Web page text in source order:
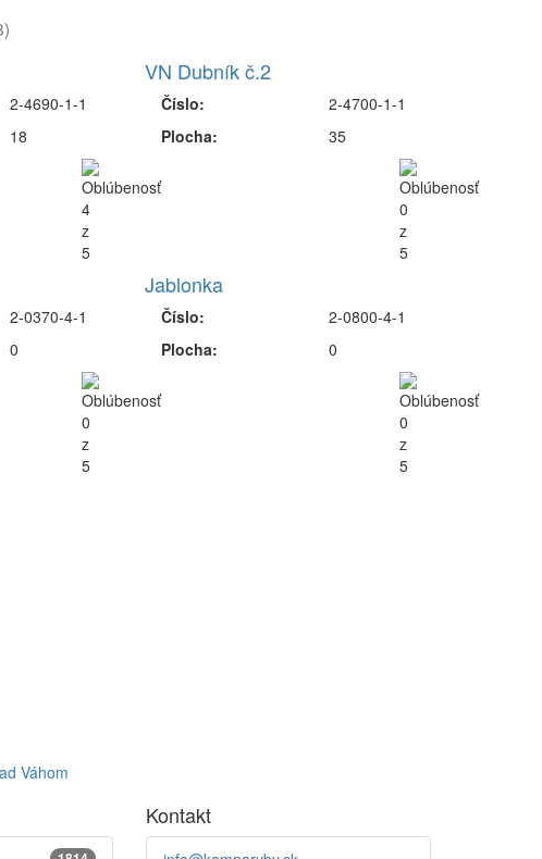
2-4690-1-1
18
VN Dubník č.2
Číslo:
Plocha:
2-4700-1-1
35
2-0370-4-1
0
Jablonka
Číslo:
Plocha:
2-0800-4-1
0
Váhom
Kontakt